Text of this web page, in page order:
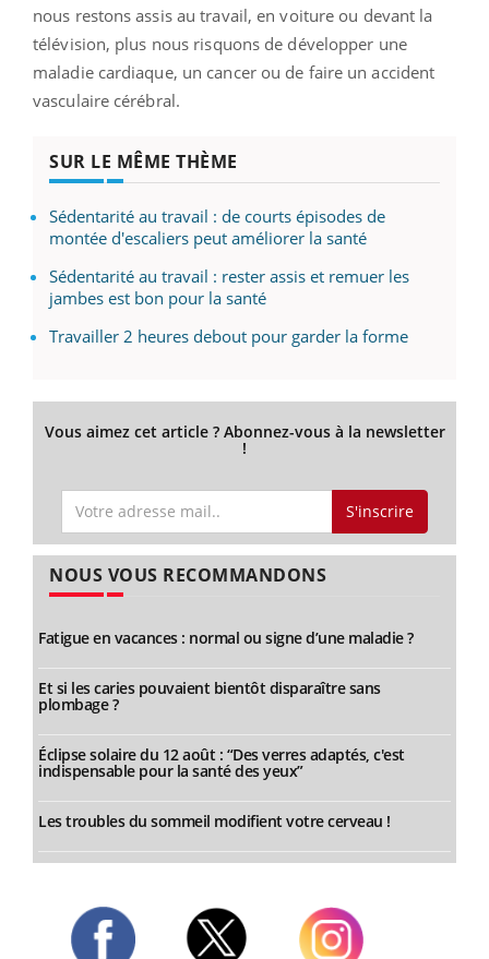
nous restons assis au travail, en voiture ou devant la
télévision, plus nous risquons de développer une
maladie cardiaque, un cancer ou de faire un accident
vasculaire cérébral.
SUR LE MÊME THÈME
Sédentarité au travail : de courts épisodes de
montée d'escaliers peut améliorer la santé
Sédentarité au travail : rester assis et remuer les
jambes est bon pour la santé
Travailler 2 heures debout pour garder la forme
Vous aimez cet article ? Abonnez-vous à la newsletter
!
S'inscrire
NOUS VOUS RECOMMANDONS
Fatigue en vacances : normal ou signe d’une maladie ?
Et si les caries pouvaient bientôt disparaître sans
plombage ?
Éclipse solaire du 12 août : “Des verres adaptés, c'est
indispensable pour la santé des yeux”
Les troubles du sommeil modifient votre cerveau !